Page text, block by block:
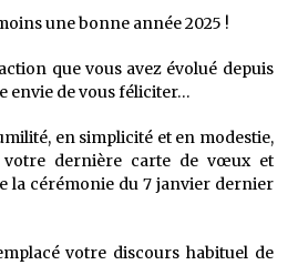
une bonne année 2025 !
que vous avez évolué depuis
envie de vous féliciter…
en simplicité et en modestie,
votre dernière carte de vœux et
la cérémonie du 7 janvier dernier
votre discours habituel de